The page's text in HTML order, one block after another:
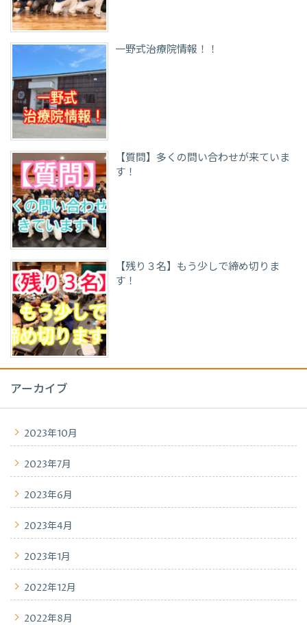
一野式治療院情報！！
【質問】多くの問い合わせが来ていま
す！
【残り３名】もう少しで締め切りま
す！
アーカイブ
2023年10月
2023年7月
2023年6月
2023年4月
2023年1月
2022年12月
2022年8月